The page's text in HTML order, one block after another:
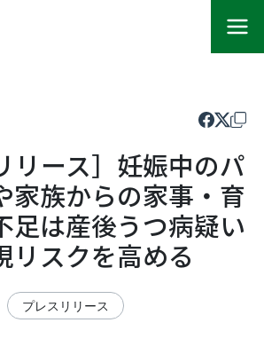
リース］妊娠中のパ
家族からの家事・育
足は産後うつ病疑い
リスクを高める
プレスリリース